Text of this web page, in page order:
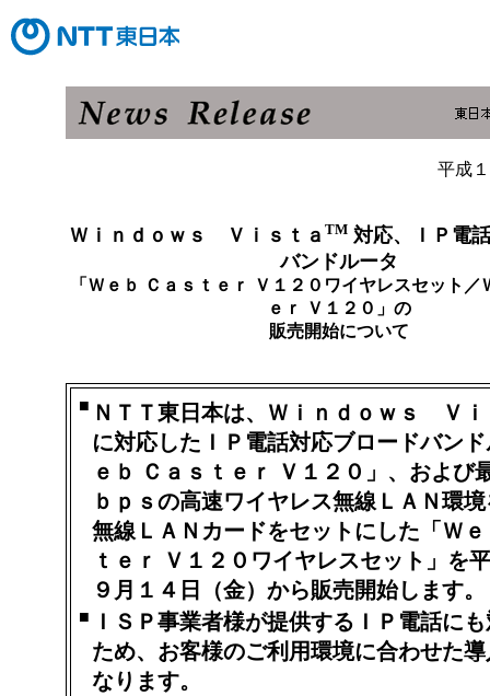
平成
Ｗｉｎｄｏｗｓ Ｖｉｓｔａ TM 対応、ＩＰ電
バンドルータ
「Ｗｅｂ Ｃａｓｔｅｒ Ｖ１２０ワイヤレスセット／
ｅｒ Ｖ１２０」の
販売開始について
■ ＮＴＴ東日本は、Ｗｉｎｄｏｗｓ Ｖｉ
に対応したＩＰ電話対応ブロードバン
ｅｂ Ｃａｓｔｅｒ Ｖ１２０」、および
ｂｐｓの高速ワイヤレス無線ＬＡＮ環
無線ＬＡＮカードをセットにした「Ｗ
ｔｅｒ Ｖ１２０ワイヤレスセット」を
９月１４日（金）から販売開始します。
■
ＩＳＰ事業者様が提供するＩＰ電話に
ため、お客様のご利用環境に合わせた
なります。